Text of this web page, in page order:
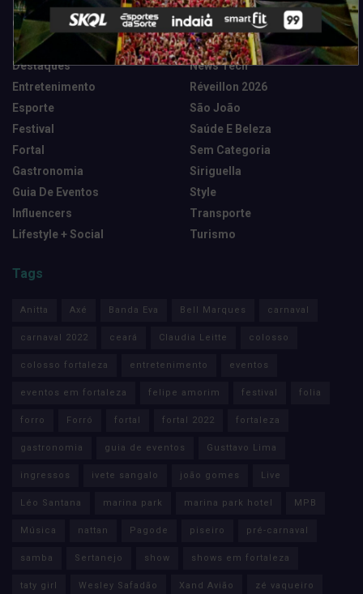
Camarote Vip Junino
Cidade
Destaques
Entretenimento
Esporte
Festival
Fortal
Gastronomia
Guia De Eventos
Influencers
Lifestyle + Social
Marketing E Negócios
Música
News Tech
Réveillon 2026
São João
Saúde E Beleza
Sem Categoria
Siriguella
Style
Transporte
Turismo
Tags
Anitta Axé Banda Eva Bell Marques carnaval
carnaval 2022 ceará Claudia Leitte colosso
colosso fortaleza entretenimento eventos
eventos em fortaleza felipe amorim festival folia
forro Forró fortal fortal 2022 fortaleza
gastronomia guia de eventos Gusttavo Lima
ingressos ivete sangalo joão gomes Live
Léo Santana marina park marina park hotel MPB
Música nattan Pagode piseiro pré-carnaval
samba Sertanejo show shows em fortaleza
taty girl Wesley Safadão Xand Avião zé vaqueiro